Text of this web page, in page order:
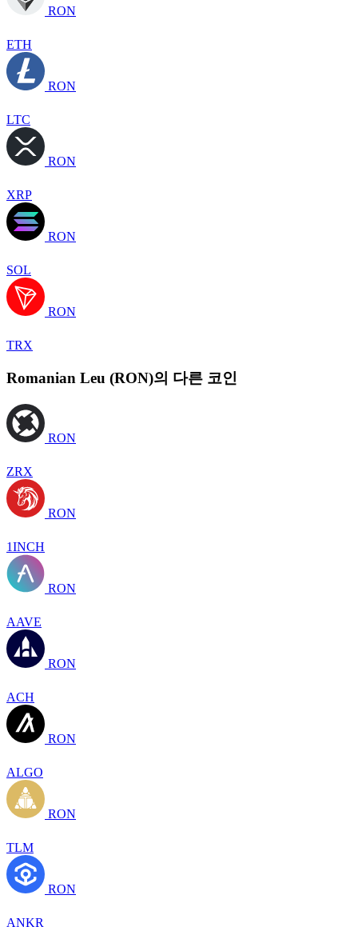
RON
ETH
RON
LTC
RON
XRP
RON
SOL
RON
TRX
Romanian Leu (RON)의 다른 코인
RON
ZRX
RON
1INCH
RON
AAVE
RON
ACH
RON
ALGO
RON
TLM
RON
ANKR